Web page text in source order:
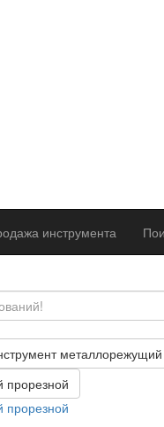
инструмента
металлорежущий
прорезной
прорезной